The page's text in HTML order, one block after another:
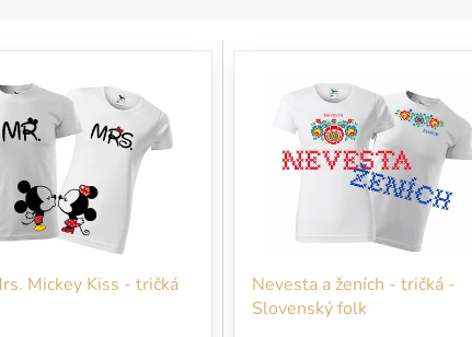
Mickey Kiss - tričká
Nevesta a ženích - tričká -
Slovenský folk